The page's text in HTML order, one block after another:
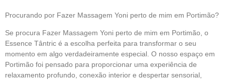
Procurando por Fazer Massagem Yoni perto de mim em Portimão?
Se procura Fazer Massagem Yoni perto de mim em Portimão, o
Essence Tântric é a escolha perfeita para transformar o seu
momento em algo verdadeiramente especial. O nosso espaço em
Portimão foi pensado para proporcionar uma experiência de
relaxamento profundo, conexão interior e despertar sensorial,